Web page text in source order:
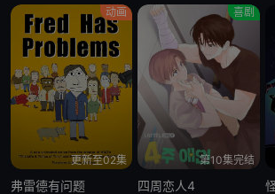
动画
更新至02集
弗雷德有问题
喜剧
第10集完结
四周恋人4